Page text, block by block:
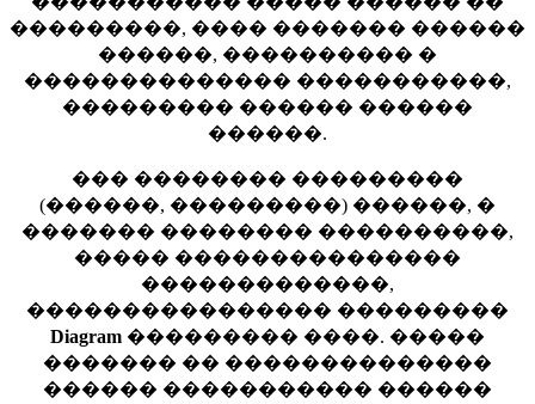
���������, ���� ������� ������
������, ���������� �
�������������� �����������,
��������� ������ ������
������.
��� �������� ���������
(������, ���������) ������, �
������� �������� ����������,
����� ���������������
�������������,
���������������� ���������
Diagram ��������� ����. �����
������� �� ��������������
������ ����������� ������